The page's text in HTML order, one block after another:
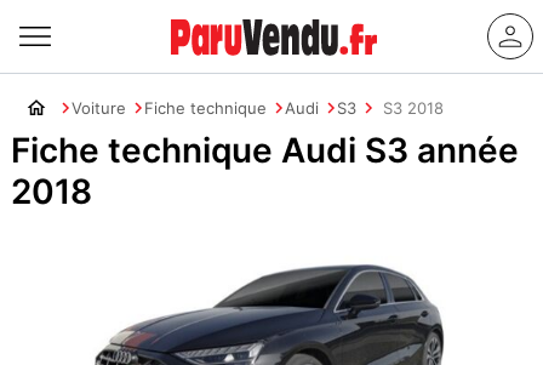
Voiture Fiche technique Audi S3 S3 2018
Fiche technique Audi S3 année
2018